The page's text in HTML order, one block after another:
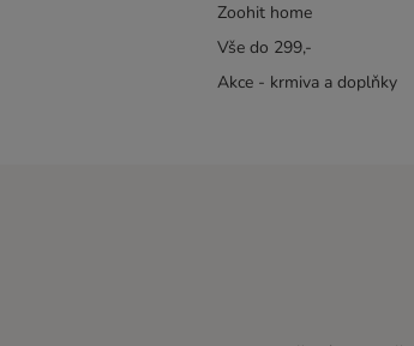
Zoohit home
Vše do 299,-
Akce - krmiva a doplňky